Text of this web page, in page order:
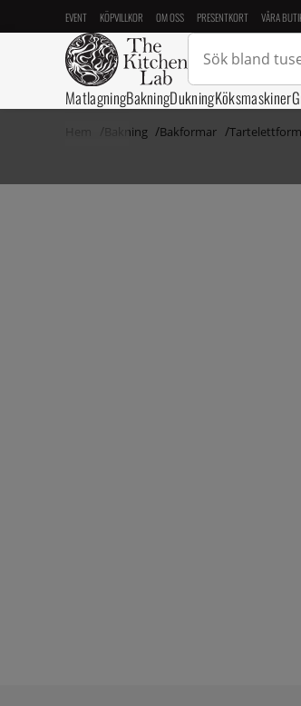
EVENT KÖPVILLKOR OM OSS PRESENTKORT VÅRA
MatlagningBakningDukningKöksmaskiner
Bakning Bakformar